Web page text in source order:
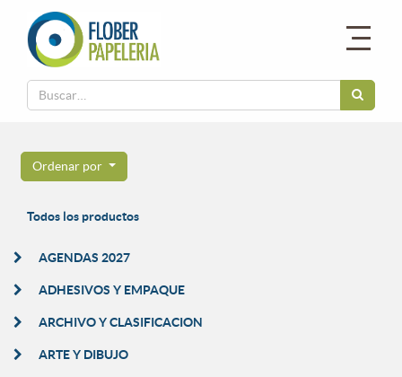
Ordenar por
Todos los productos
AGENDAS 2027
ADHESIVOS Y EMPAQUE
ARCHIVO Y CLASIFICACION
ARTE Y DIBUJO